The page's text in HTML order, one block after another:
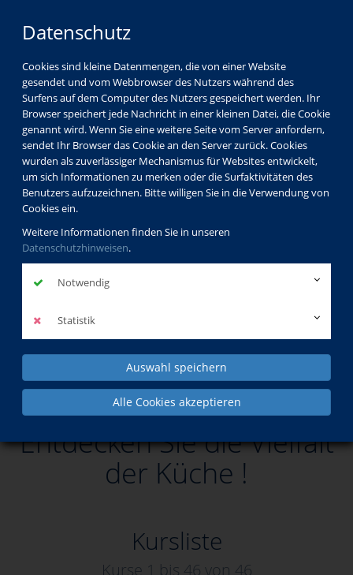
Datenschutz
Cookies sind kleine Datenmengen, die von einer Website
gesendet und vom Webbrowser des Nutzers während des
Surfens auf dem Computer des Nutzers gespeichert werden. Ihr
Browser speichert jede Nachricht in einer kleinen Datei, die Cookie
genannt wird. Wenn Sie eine weitere Seite vom Server anfordern,
sendet Ihr Browser das Cookie an den Server zurück. Cookies
wurden als zuverlässiger Mechanismus für Websites entwickelt,
um sich Informationen zu merken oder die Surfaktivitäten des
Benutzers aufzuzeichnen. Bitte willigen Sie in die Verwendung von
Cookies ein.
Weitere Informationen finden Sie in unseren
Datenschutzhinweisen.
Notwendig
Statistik
Auswahl speichern
Alle Cookies akzeptieren
Entdecken Sie die Vielfalt der Küche !
Entdecken Sie die Vielfalt
der Küche !
Kursliste
Kurse 1 bis 46 von 46